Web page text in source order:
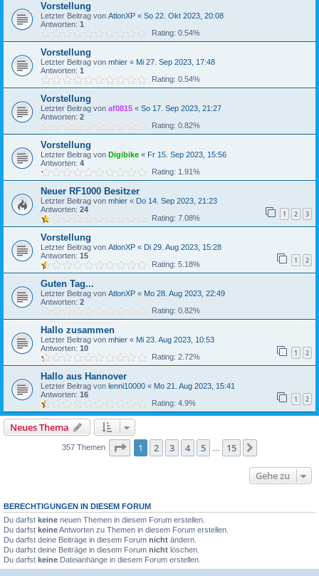
Vorstellung
Letzter Beitrag von AtlonXP « So 22. Okt 2023, 20:08
Antworten: 1
Rating: 0.54%
Vorstellung
Letzter Beitrag von mhier « Mi 27. Sep 2023, 17:48
Antworten: 1
Rating: 0.54%
Vorstellung
Letzter Beitrag von af0815 « So 17. Sep 2023, 21:27
Antworten: 2
Rating: 0.82%
Vorstellung
Letzter Beitrag von Digibike « Fr 15. Sep 2023, 15:56
Antworten: 4
Rating: 1.91%
Neuer RF1000 Besitzer
Letzter Beitrag von mhier « Do 14. Sep 2023, 21:23
Antworten: 24 1 2 3
Rating: 7.08%
Vorstellung
Letzter Beitrag von AtlonXP « Di 29. Aug 2023, 15:28
Antworten: 15 1 2
Rating: 5.18%
Guten Tag...
Letzter Beitrag von AtlonXP « Mo 28. Aug 2023, 22:49
Antworten: 2
Rating: 0.82%
Hallo zusammen
Letzter Beitrag von mhier « Mi 23. Aug 2023, 10:53
Antworten: 10 1 2
Rating: 2.72%
Hallo aus Hannover
Letzter Beitrag von lenni10000 « Mo 21. Aug 2023, 15:41
Antworten: 16 1 2
Rating: 4.9%
Neues Thema
357 Themen Seite 1von 15
1 2 3 4 5 15
Gehe zu
BERECHTIGUNGEN IN DIESEM FORUM
Du darfst keine neuen Themen in diesem Forum erstellen.
Du darfst keineAntworten zu Themen in diesem Forum erstellen.
Du darfst deine Beiträge in diesem Forum nicht ändern.
Du darfst deine Beiträge in diesem Forum nicht löschen.
Du darfst keine Dateianhänge in diesem Forum erstellen.